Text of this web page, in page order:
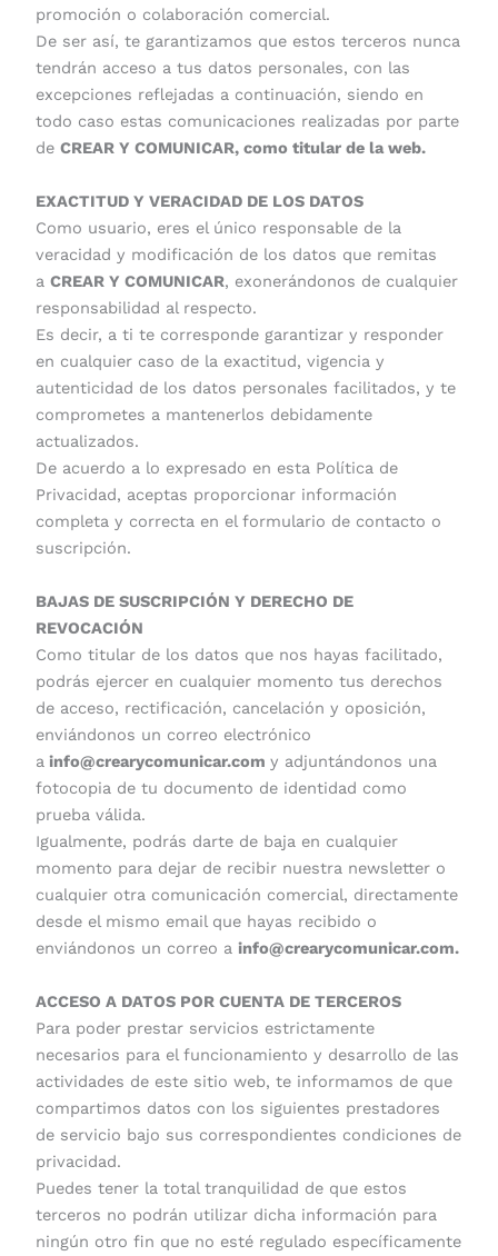
promoción o colaboración comercial.
De ser así, te garantizamos que estos terceros nunca
tendrán acceso a tus datos personales, con las
excepciones reflejadas a continuación, siendo en
todo caso estas comunicaciones realizadas por parte
deCREAR Y COMUNICAR, como titular de la web.
EXACTITUD Y VERACIDAD DE LOS DATOS
Como usuario, eres el único responsable de la
veracidad y modificación de los datos que remitas
aCREAR Y COMUNICAR, exonerándonos de cualquier
responsabilidad al respecto.
Es decir, a ti te corresponde garantizar y responder
en cualquier caso de la exactitud, vigencia y
autenticidad de los datos personales facilitados, y te
comprometes a mantenerlos debidamente
actualizados.
De acuerdo a lo expresado en esta Política de
Privacidad, aceptas proporcionar información
completa y correcta en el formulario de contacto o
suscripción.
BAJAS DE SUSCRIPCIÓN Y DERECHO DE
REVOCACIÓN
Como titular de los datos que nos hayas facilitado,
podrás ejercer en cualquier momento tus derechos
de acceso, rectificación, cancelación y oposición,
enviándonos un correo electrónico
a info@crearycomunicar.comy adjuntándonos una
fotocopia de tu documento de identidad como
prueba válida.
Igualmente, podrás darte de baja en cualquier
momento para dejar de recibir nuestra newsletter o
cualquier otra comunicación comercial, directamente
desde el mismo email que hayas recibido o
enviándonos un correo ainfo@crearycomunicar.com.
ACCESO A DATOS POR CUENTA DE TERCEROS
Para poder prestar servicios estrictamente
necesarios para el funcionamiento y desarrollo de las
actividades de este sitio web, te informamos de que
compartimos datos con los siguientes prestadores
de servicio bajo sus correspondientes condiciones de
privacidad.
Puedes tener la total tranquilidad de que estos
terceros no podrán utilizar dicha información para
ningún otro fin que no esté regulado específicamente